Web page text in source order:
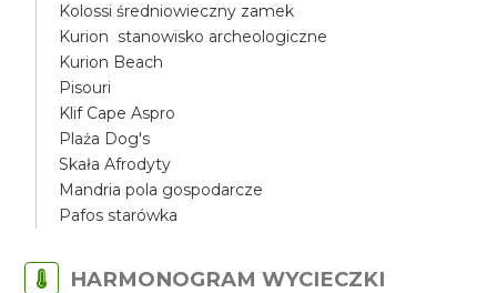
Kolossi średniowieczny zamek
Kurion stanowisko archeologiczne
Kurion Beach
Pisouri
Klif Cape Aspro
Plaża Dog's
Skała Afrodyty
Mandria pola gospodarcze
Pafos starówka
HARMONOGRAM WYCIECZKI